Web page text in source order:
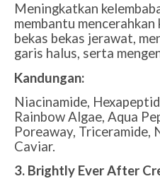
Meningkatkan
membantu
bekas bekas jerawat,
garis halus, serta
Kandungan:
Niacinamide,
Rainbow Algae, Aqua
Poreaway, Triceramide,
Caviar.
3. Brightly Ever After